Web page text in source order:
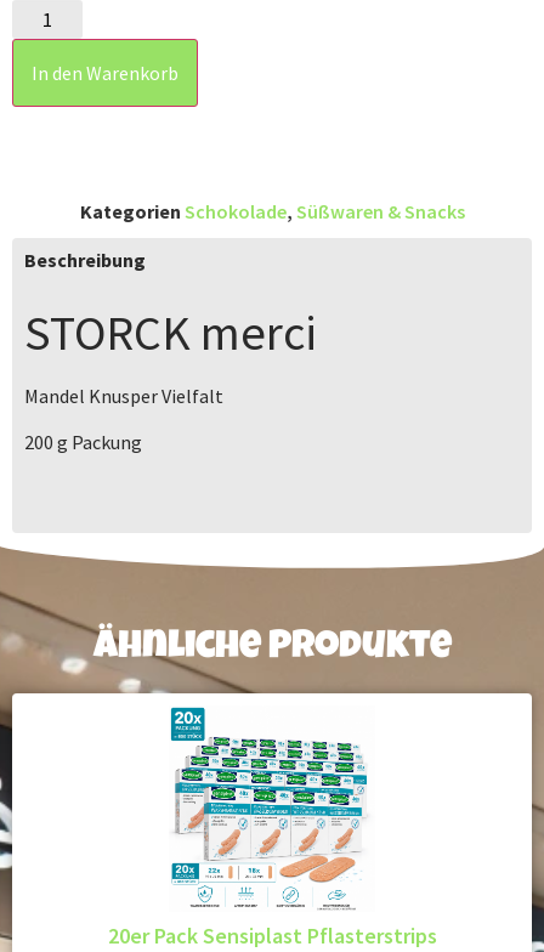
In den Warenkorb
Kategorien Schokolade, Süßwaren & Snacks
Beschreibung
STORCK merci
Mandel Knusper Vielfalt
200 g Packung
Ähnliche Produkte
20er Pack Sensiplast Pflasterstrips